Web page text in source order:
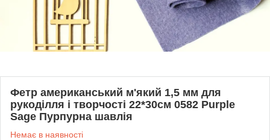
Фетр американський м'який 1,5 мм для
рукоділля і творчості 22*30см 0582 Purple
Sage Пурпурна шавлія
Немає в наявності